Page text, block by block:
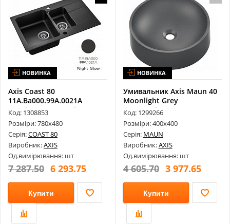
НОВИНКА
Axis Coast 80
11A.Ba000.99A.0021A
Гранітне Миття, Ni...
Код: 1308853
Розміри: 780х480
Серія:COAST 80
Виробник:AXIS
Од.вимірювання: шт
7 287.50 6 293.75
Купити
НОВИНКА
Умивальник Axis Maun 40
Moonlight Grey
11B.Mn0Ii.90A...
Код: 1299266
Розміри: 400х400
Серія: MAUN
Виробник:AXIS
Од.вимірювання: шт
4 605.70 3 977.65
Купити